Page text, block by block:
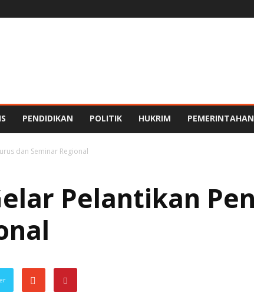
PENDIDIKAN POLITIK HUKRIM PEMERINTAHAN
dan Seminar Regional
Pelantikan